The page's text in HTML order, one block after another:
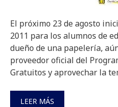
El próximo 23 de agosto
2011 para los alumnos de
dueño de una papelería,
proveedor oficial del
Gratuitos y aprovechar la
LEER MÁS